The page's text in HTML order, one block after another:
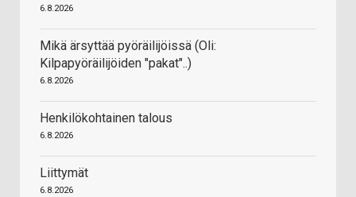
6.8.2026
Mikä ärsyttää pyöräilijöissä (Oli:
Kilpapyöräilijöiden "pakat"..)
6.8.2026
Henkilökohtainen talous
6.8.2026
Liittymät
6.8.2026